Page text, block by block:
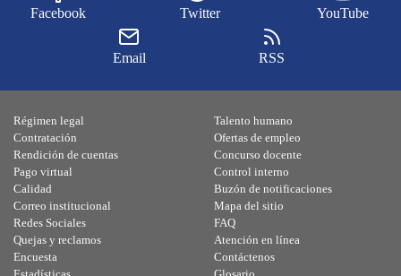
Facebook Twitter YouTube
Email RSS
Régimen legal
Contratación
Rendición de cuentas
Pago virtual
Calidad
Talento humano
Ofertas de empleo
Concurso docente
Control interno
Buzón de notificaciones
Correo institucional
Redes Sociales
Quejas y reclamos
Encuesta
Mapa del sitio
FAQ
Atención en línea
Contáctenos